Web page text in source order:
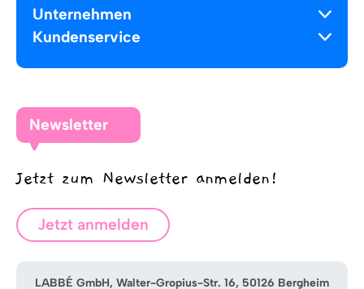
Unternehmen
Kundenservice
Newsletter
Jetzt zum Newsletter anmelden!
Jetzt anmelden
LABBÉ GmbH, Walter-Gropius-Str. 16, 50126 Bergheim